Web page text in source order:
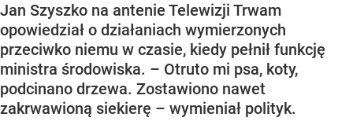
Jan Szyszko na antenie Telewizji Trwam
opowiedział o działaniach wymierzonych
przeciwko niemu w czasie, kiedy pełnił funkcję
ministra środowiska. – Otruto mi psa, koty,
podcinano drzewa. Zostawiono nawet
zakrwawioną siekierę – wymieniał polityk.